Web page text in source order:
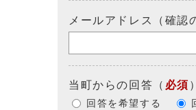
メールアドレス（確認
当町からの回答 （ 必須 ）
回答を希望する